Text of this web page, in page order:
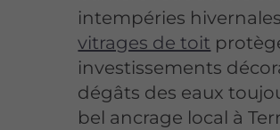
intempéries
vitrages de toit
investissements
dégâts des eaux
bel ancrage local à